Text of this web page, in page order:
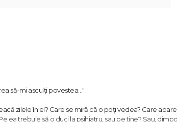
să-mi asculţi povestea…"
zilele în el? Care se miră că o poţi vedea? Care
ea trebuie să o duci la psihiatru, sau pe tine? Sau,